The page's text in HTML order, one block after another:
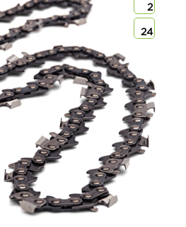
2
24